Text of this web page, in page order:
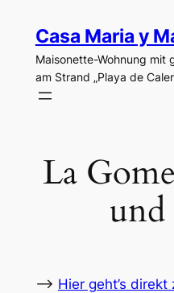
Inhalt
springen
Casa Maria y
Maisonette-Wohnung mit
am Strand „Playa de
La
und
⟶ Hier geht’s